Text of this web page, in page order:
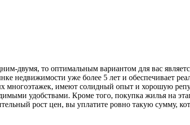
двумя, то оптимальным вариантом для вас
недвижимости уже более 5 лет и обеспечивает
многоэтажек, имеют солидный опыт и хорошую
удобствами. Кроме того, покупка жилья на
рост цен, вы уплатите ровно такую сумму,